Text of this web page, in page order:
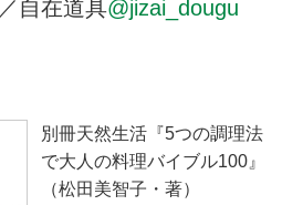
／自在道具@jizai_dougu
別冊天然生活『5つの調理法
で大人の料理バイブル100』
（松田美智子・著）